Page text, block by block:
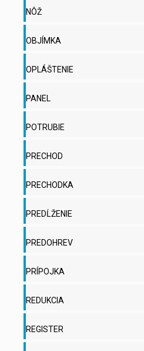
NÔŽ
OBJÍMKA
OPLÁŠTENIE
PANEL
POTRUBIE
PRECHOD
PRECHODKA
PREDĹŽENIE
PREDOHREV
PRÍPOJKA
REDUKCIA
REGISTER